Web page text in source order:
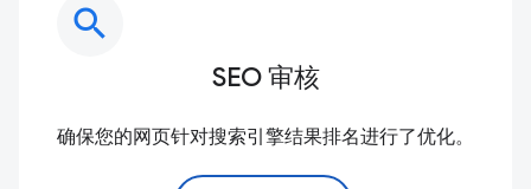
search
SEO 审核
确保您的网页针对搜索引擎结果排名进行了优化。